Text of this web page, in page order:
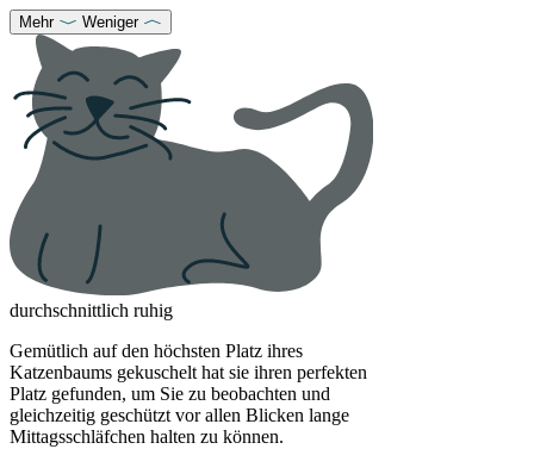
Mehr Weniger
durchschnittlich ruhig
Gemütlich auf den höchsten Platz ihres
Katzenbaums gekuschelt hat sie ihren perfekten
Platz gefunden, um Sie zu beobachten und
gleichzeitig geschützt vor allen Blicken lange
Mittagsschläfchen halten zu können.